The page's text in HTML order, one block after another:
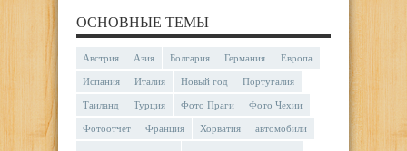
ОСНОВНЫЕ ТЕМЫ
Австрия Азия Болгария Германия Европа
Испания Италия Новый год Португалия
Таиланд Турция Фото Праги Фото Чехии
Фотоотчет Франция Хорватия автомобили